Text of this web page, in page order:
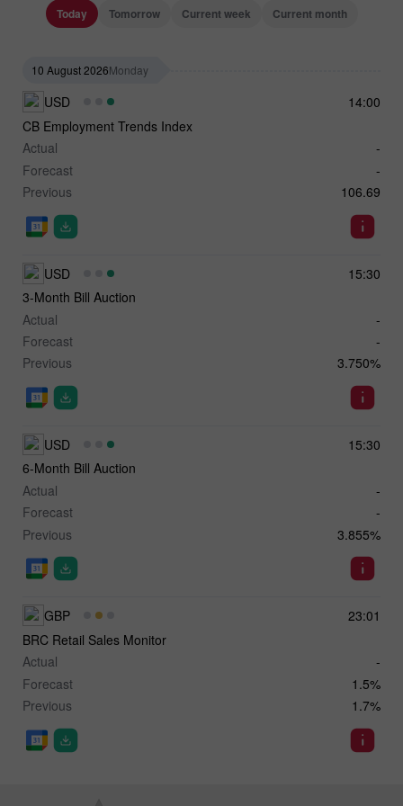
Today Tomorrow Current week Current month
10 August 2026Monday
14:00
USD
CB Employment Trends Index
Actual
-
Forecast
-
Previous
106.69
15:30
USD
3-Month Bill Auction
Actual
-
Forecast
-
Previous
3.750%
15:30
USD
6-Month Bill Auction
Actual
-
Forecast
-
Previous
3.855%
23:01
GBP
BRC Retail Sales Monitor
Actual
-
Forecast
1.5%
Previous
1.7%